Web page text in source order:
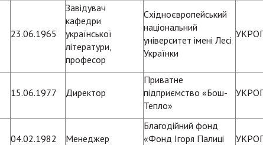
23.06.1965
Завідувач
кафедри
української
літератури,
професор
Східноєвропейський
національний
університет імені Лесі
Українки
15.06.1977 Директор
Приватне
підприємство «Бош-
Тепло»
04.02.1982 Менеджер
Благодійний фонд
«Фонд Ігоря Палиці